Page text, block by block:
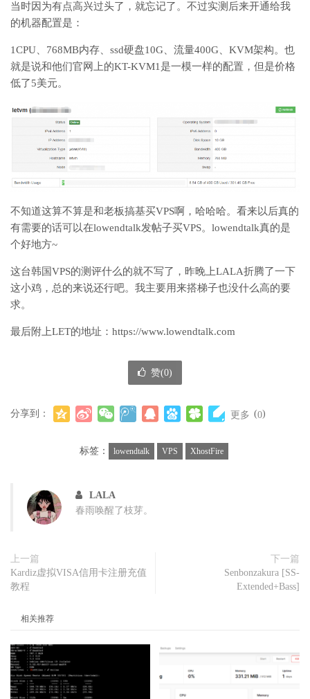
当时因为有点高兴过头了，就忘记了。不过实测后来开通给我
的机器配置是：
1CPU、768MB内存、ssd硬盘10G、流量400G、KVM架构。也
就是说和他们官网上的KT-KVM1是一模一样的配置，但是价格
低了5美元。
不知道这算不算是和老板搞基买VPS啊，哈哈哈。看来以后真的
有需要的话可以在lowendtalk发帖子买VPS。lowendtalk真的是
个好地方~
这台韩国VPS的测评什么的就不写了，昨晚上LALA折腾了一下
这小鸡，总的来说还行吧。我主要用来搭梯子也没什么高的要
求。
最后附上LET的地址：https://www.lowendtalk.com
赞(0)
分享到： 更多 (0)
标签： lowendtalk VPS XhostFire
LALA
春雨唤醒了枝芽。
上一篇
Kardiz虚拟VISA信用卡注册充值
教程
下一篇
Senbonzakura [SS-
Extended+Bass]
相关推荐